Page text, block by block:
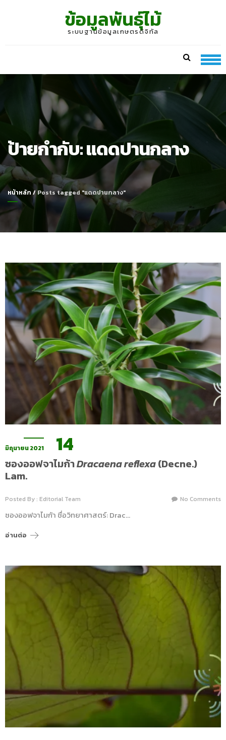
ข้อมูลพันธุ์ไม้
ระบบฐานข้อมูลเกษตรดิจิทัล
ป้ายกำกับ:แดดปานกลาง
หน้าหลัก/Posts tagged "แดดปานกลาง"
มิถุนายน 2021 14
ซองออฟจาไมก้าDracaena reflexa(Decne.)
Lam.
Posted By : Editorial Team No Comments
ซองออฟจาไมก้า ชื่อวิทยาศาสตร์: Drac…
อ่านต่อ